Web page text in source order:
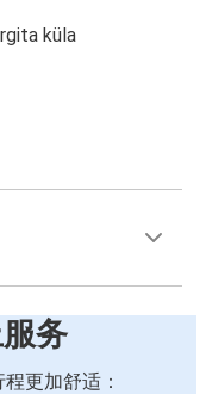
küla
务
更加舒适：